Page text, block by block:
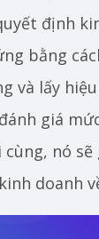
định
bằng
và lấy
giá
nó
doanh